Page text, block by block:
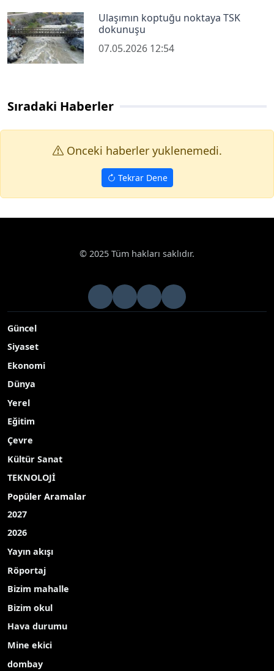
Ulaşımın koptuğu noktaya TSK
dokunuşu
07.05.2026 12:54
Sıradaki Haberler
Onceki haberler yuklenemedi.
Tekrar Dene
© 2025 Tüm hakları saklıdır.
Güncel
Siyaset
Ekonomi
Dünya
Yerel
Eğitim
Çevre
Kültür Sanat
TEKNOLOJİ
Popüler Aramalar
2027
2026
Yayın akışı
Röportaj
Bizim mahalle
Bizim okul
Hava durumu
Mine ekici
dombay